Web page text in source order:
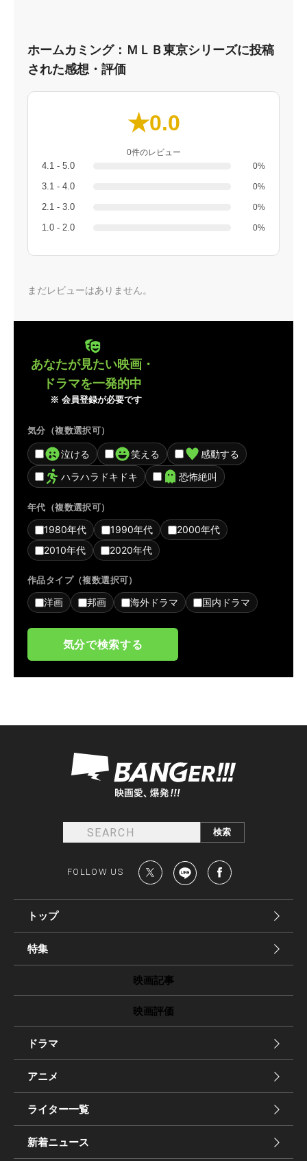
ホームカミング：ＭＬＢ東京シリーズに投稿
された感想・評価
★0.0
0件のレビュー
4.1 - 5.0 0%
3.1 - 4.0 0%
2.1 - 3.0 0%
1.0 - 2.0 0%
まだレビューはありません。
あなたが見たい映画・
ドラマを一発的中
※ 会員登録が必要です
気分（複数選択可）
泣ける 笑える
感動する
ハラハラドキドキ
恐怖絶叫
年代（複数選択可）
1980年代 1990年代
2000年代
2010年代
2020年代
作品タイプ（複数選択可）
洋画 邦画 海外ドラマ 国内ドラマ
気分で検索する
FOLLOW US
トップ
特集
映画記事
映画評価
ドラマ
アニメ
ライター一覧
新着ニュース